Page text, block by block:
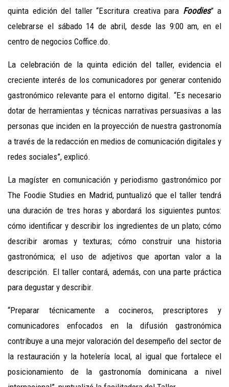
quinta edición del taller “Escritura creativa para Foodies” a
celebrarse el sábado 14 de abril, desde las 9:00 am, en el
centro de negocios Coffice.do.
La celebración de la quinta edición del taller, evidencia el
creciente interés de los comunicadores por generar contenido
gastronómico relevante para el entorno digital. “Es necesario
dotar de herramientas y técnicas narrativas persuasivas a las
personas que inciden en la proyección de nuestra gastronomía
a través de la redacción en medios de comunicación digitales y
redes sociales”, explicó.
La magíster en comunicación y periodismo gastronómico por
The Foodie Studies en Madrid, puntualizó que el taller tendrá
una duración de tres horas y abordará los siguientes puntos:
cómo identificar y describir los ingredientes de un plato; cómo
describir aromas y texturas; cómo construir una historia
gastronómica; el uso de adjetivos que aportan valor a la
descripción. El taller contará, además, con una parte práctica
para degustar y describir.
“Preparar técnicamente a cocineros, prescriptores y
comunicadores enfocados en la difusión gastronómica
contribuye a una mejor valoración del desempeño del sector de
la restauración y la hotelería local, al igual que fortalece el
posicionamiento de la gastronomía dominicana a nivel